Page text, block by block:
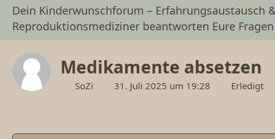
Dein Kinderwunschforum – Erfahrungsaustausch
Reproduktionsmediziner beantworten Eure Fragen
Medikamente absetzen
SoZi 31. Juli 2025 um 19:28 Erledigt